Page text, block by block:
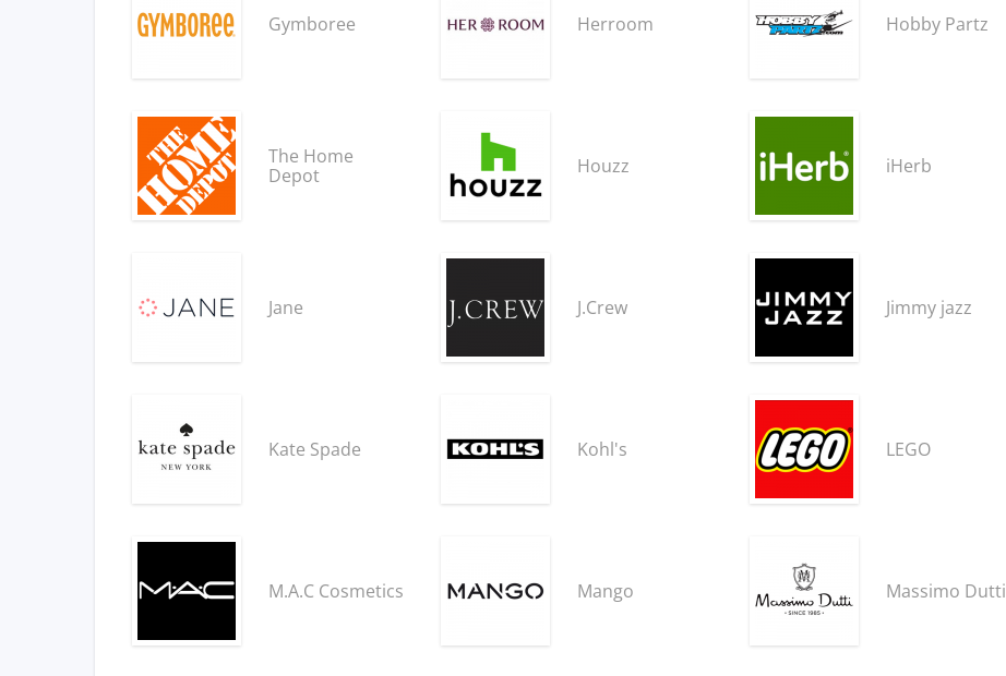
Gymboree Herroom Hobby Partz
The Home
Depot
Houzz iHerb
Jane J.Crew Jimmy jazz
Kate Spade Kohl's LEGO
M.A.C Cosmetics Mango Massimo Dutti